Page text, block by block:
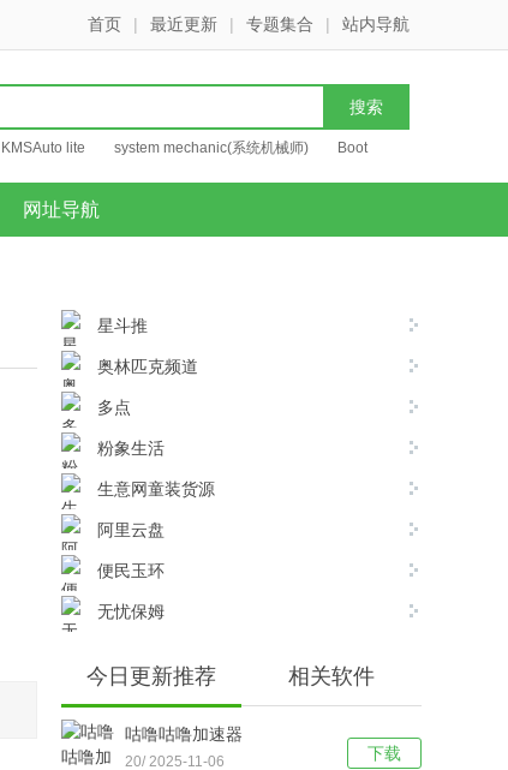
首页 | 最近更新 | 专题集合 | 站内导航
KMSAuto lite system mechanic(系统机械师) Boot
网址导航
星斗推
奥林匹克频道
多点
粉象生活
生意网童装货源
阿里云盘
便民玉环
无忧保姆
今日更新推荐 相关软件
下载
咕噜咕噜加速器
20/ 2025-11-06